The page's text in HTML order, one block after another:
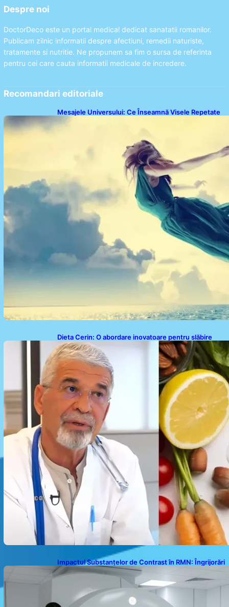
Despre noi
DoctorDeco este un portal medical dedicat sanatatii romanilor.
Publicam zilnic informatii despre afectiuni, remedii naturiste,
tratamente si nutritie. Ne propunem sa fim o sursa de referinta
pentru cei care cauta informatii medicale de incredere.
Recomandari editoriale
Mesajele Universului: Ce Înseamnă Visele Repetate
Dieta Cerin: O abordare inovatoare pentru slăbire
fără senzația de foame
Impactul Substanțelor de Contrast în RMN: Îngrijorări
Legate de Gadoliniu și Acidul Oxalic